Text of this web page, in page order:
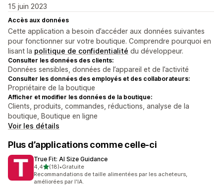
15 juin 2023
Accès aux données
Cette application a besoin d’accéder aux données suivantes
pour fonctionner sur votre boutique. Comprendre pourquoi en
lisant la politique de confidentialité du développeur.
Consulter les données des clients:
Données sensibles, données de l’appareil et de l’activité
Consulter les données des employés et des collaborateurs:
Propriétaire de la boutique
Afficher et modifier les données de la boutique:
Clients, produits, commandes, réductions, analyse de la
boutique, Boutique en ligne
Voir les détails
Plus d’applications comme celle-ci
True Fit: AI Size Guidance
4,4étoile(s) sur 5
(18)
18 avis au total
•Gratuite
Recommandations de taille alimentées par les acheteurs,
améliorées par l'IA.